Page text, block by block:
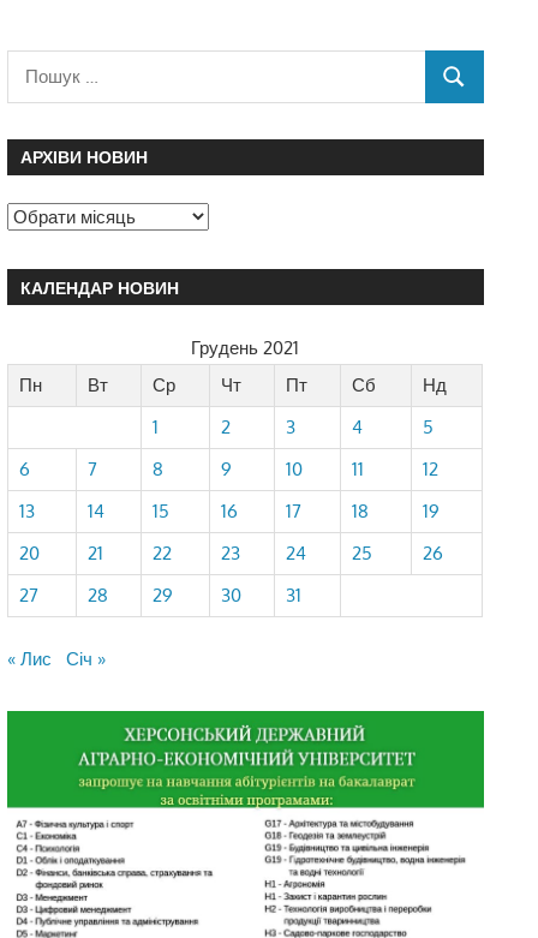
АРХІВИ НОВИН
КАЛЕНДАР НОВИН
Грудень 2021
Пн
Вт Ср Чт Пт Сб
Нд
1
2 3 4
5
6
7 8 9 10 11
12
13
14 15 16 17 18
19
20
21 22 23 24 25
26
27
28 29 30 31
« Лис Січ »